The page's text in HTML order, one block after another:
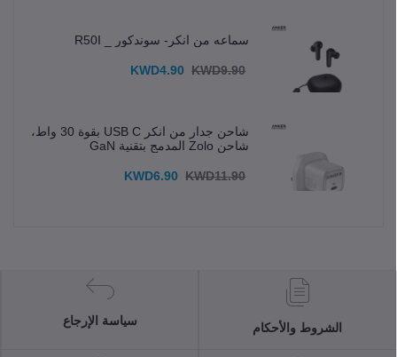
سماعه من انكر- سوندكور _ R50I
KWD4.90 KWD9.90
شاحن جدار من انكر USB C بقوة 30 واط،
شاحن Zolo المدمج بتقنية GaN
KWD6.90 KWD11.90
الشروط والأحكام
سياسة الإرجاع